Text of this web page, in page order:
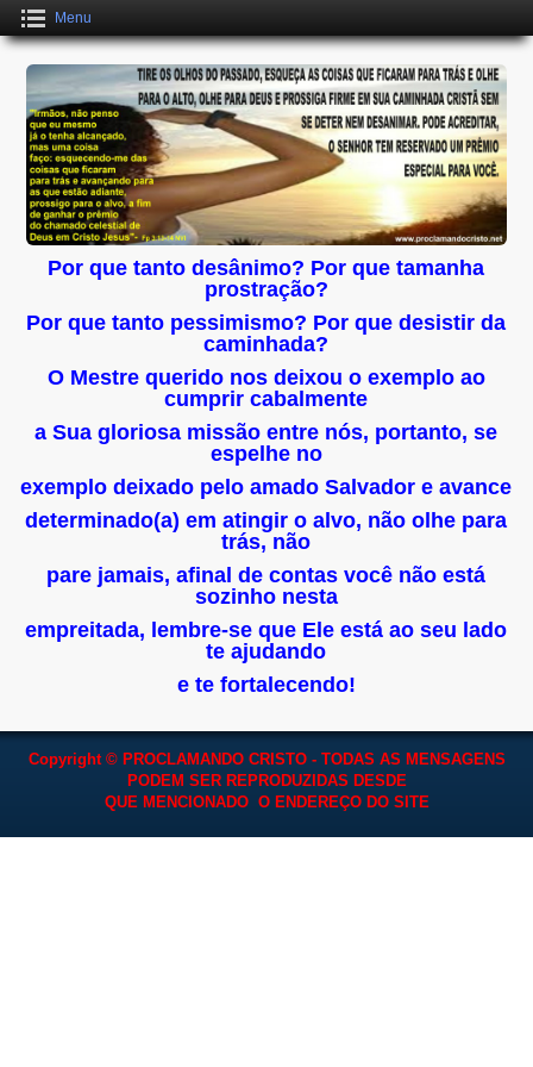
Menu
Por que tanto desânimo? Por que tamanha
prostração?
Por que tanto pessimismo? Por que desistir da
caminhada?
O Mestre querido nos deixou o exemplo ao
cumprir cabalmente
a Sua gloriosa missão entre nós, portanto, se
espelhe no
exemplo deixado pelo amado Salvador e avance
determinado(a) em atingir o alvo, não olhe para
trás, não
pare jamais, afinal de contas você não está
sozinho nesta
empreitada, lembre-se que Ele está ao seu lado
te ajudando
e te fortalecendo!
Copyright © PROCLAMANDO CRISTO - TODAS AS MENSAGENS
PODEM SER REPRODUZIDAS DESDE
QUE MENCIONADO O ENDEREÇO DO SITE